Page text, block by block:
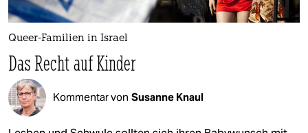
Queer-Familien in Israel
Das Recht auf Kinder
Kommentar von Susanne Knaul